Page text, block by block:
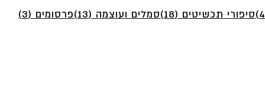
סיפורי תכשיטים (18) סמלים ועוצמה (13)
פרסומים (3)